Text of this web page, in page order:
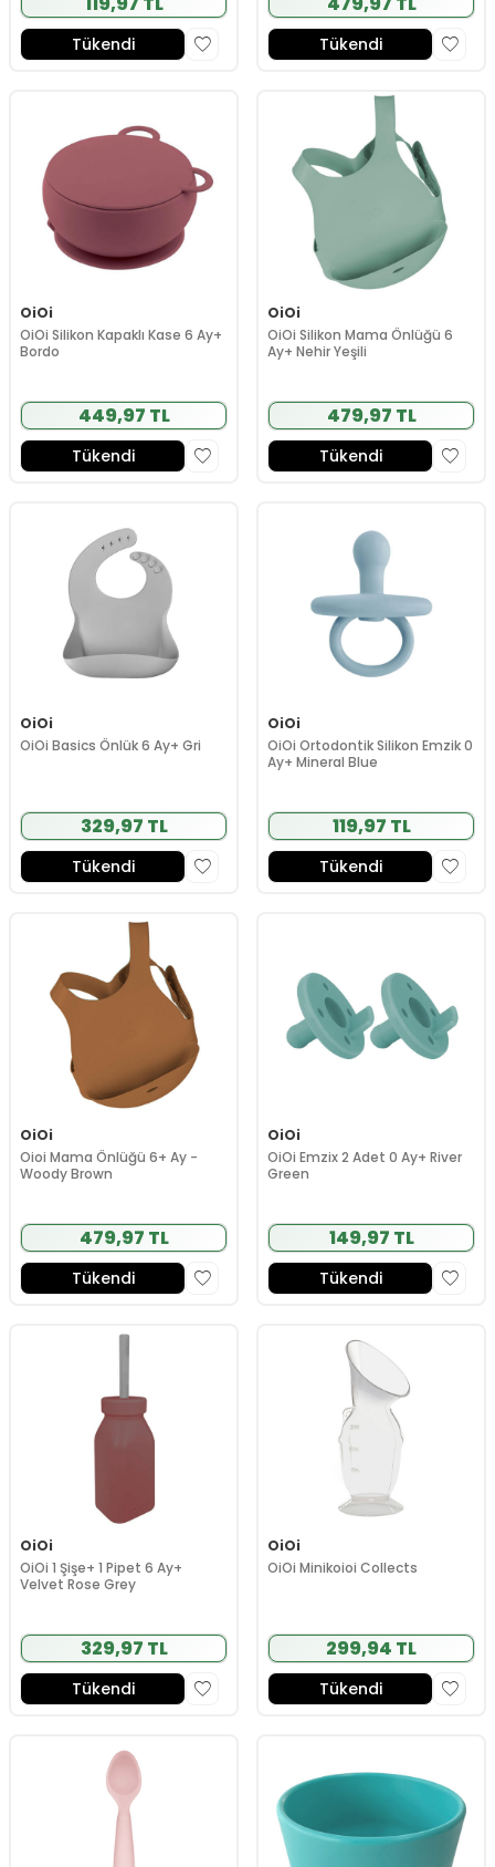
Tükendi Tükendi
OiOi
OiOi Silikon Kapaklı Kase 6 Ay+
Bordo
449,97 TL
Tükendi
OiOi
OiOi Silikon Mama Önlüğü 6
Ay+ Nehir Yeşili
479,97 TL
Tükendi
OiOi
OiOi Basics Önlük 6 Ay+ Gri
329,97 TL
Tükendi
OiOi
OiOi Ortodontik Silikon Emzik 0
Ay+ Mineral Blue
119,97 TL
Tükendi
OiOi
Oioi Mama Önlüğü 6+ Ay -
Woody Brown
479,97 TL
Tükendi
OiOi
OiOi Emzix 2 Adet 0 Ay+ River
Green
149,97 TL
Tükendi
OiOi
OiOi 1 Şişe+ 1 Pipet 6 Ay+
Velvet Rose Grey
329,97 TL
Tükendi
OiOi
OiOi Minikoioi Collects
299,94 TL
Tükendi